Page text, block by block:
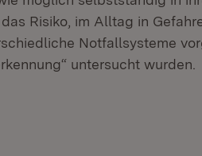
Risiko, im Alltag in
Notfallsysteme
untersucht wurden.